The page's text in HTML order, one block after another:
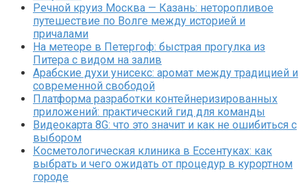
Речной круиз Москва — Казань: неторопливое
путешествие по Волге между историей и
причалами
На метеоре в Петергоф: быстрая прогулка из
Питера с видом на залив
Арабские духи унисекс: аромат между традицией и
современной свободой
Платформа разработки контейнеризированных
приложений: практический гид для команды
Видеокарта 8G: что это значит и как не ошибиться с
выбором
Косметологическая клиника в Ессентуках: как
выбрать и чего ожидать от процедур в курортном
городе